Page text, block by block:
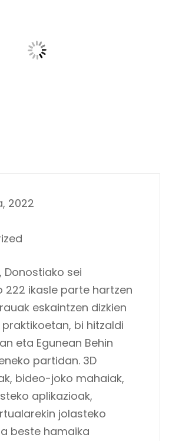
2022
Donostiako sei
222 ikasle parte hartzen
eskaintzen dizkien
bi hitzaldi
eta Egunean Behin
partidan. 3D
bideo-joko mahaiak,
aplikazioak,
jolasteko
beste hamaika